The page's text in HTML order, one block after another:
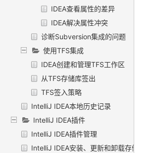
IDEA查看属性的差异
IDEA解决属性冲突
诊断Subversion集成的问题
使用TFS集成
IDEA创建和管理TFS工作区
从TFS存储库签出
TFS签入策略
IntelliJ IDEA本地历史记录
IntelliJ IDEA插件
IntelliJ IDEA插件管理
IntelliJ IDEA安装、更新和卸载存储库插件